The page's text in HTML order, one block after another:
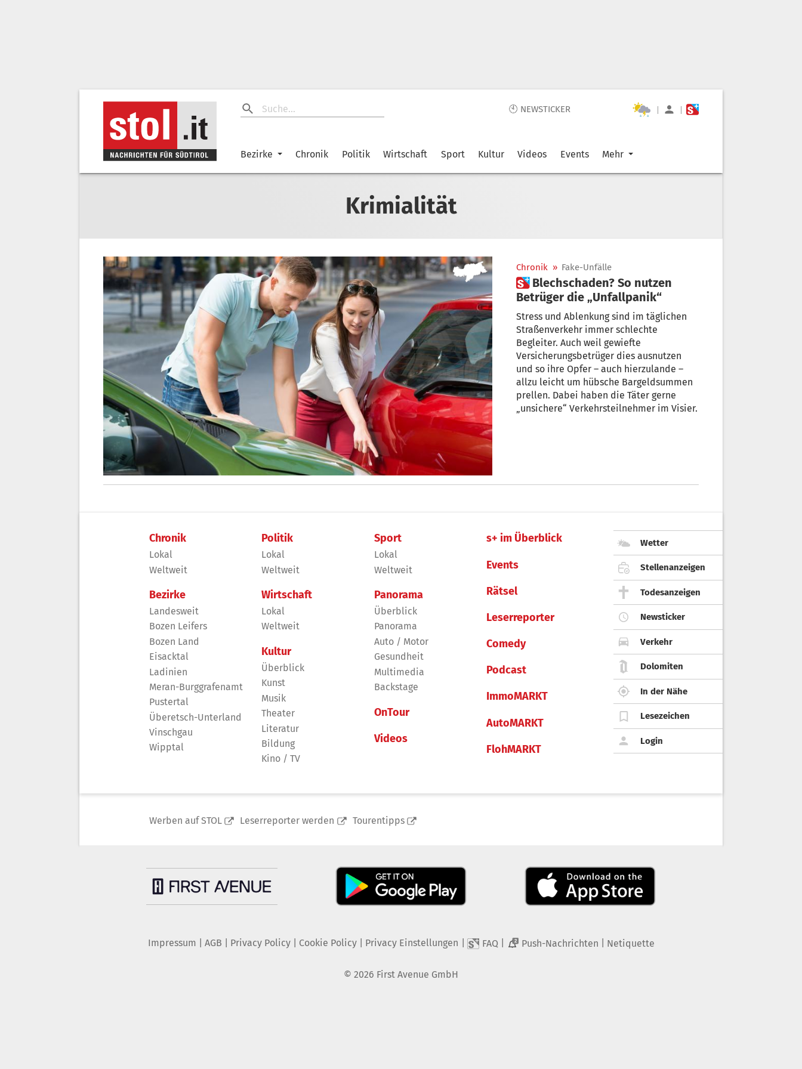
🕙 NEWSTICKER | |
Bezirke Chronik Politik Wirtschaft Sport Kultur Videos Events Mehr
Krimialität
Chronik » Fake-Unfälle
 Blechschaden? So nutzen
Betrüger die „Unfallpanik“
Stress und Ablenkung sind im täglichen
Straßenverkehr immer schlechte
Begleiter. Auch weil gewiefte
Versicherungsbetrüger dies ausnutzen
und so ihre Opfer – auch hierzulande –
allzu leicht um hübsche Bargeldsummen
prellen. Dabei haben die Täter gerne
„unsichere“ Verkehrsteilnehmer im Visier.
Chronik
Lokal
Weltweit
Bezirke
Landesweit
Bozen Leifers
Bozen Land
Eisacktal
Ladinien
Meran-Burggrafenamt
Pustertal
Überetsch-Unterland
Vinschgau
Wipptal
Politik
Lokal
Weltweit
Wirtschaft
Lokal
Weltweit
Kultur
Überblick
Kunst
Musik
Theater
Literatur
Bildung
Kino / TV
Sport
Lokal
Weltweit
Panorama
Überblick
Panorama
Auto / Motor
Gesundheit
Multimedia
Backstage
OnTour
Videos
s+ im Überblick
Events
Rätsel
Leserreporter
Comedy
Podcast
ImmoMARKT
AutoMARKT
FlohMARKT
Wetter
Stellenanzeigen
Todesanzeigen
Newsticker
Verkehr
Dolomiten
In der Nähe
Lesezeichen
Login
Werben auf STOL Leserreporter werden Tourentipps
Impressum AGB Privacy Policy| Cookie Policy| Privacy Einstellungen FAQ 2 Push-Nachrichten Netiquette
© 2026 First Avenue GmbH